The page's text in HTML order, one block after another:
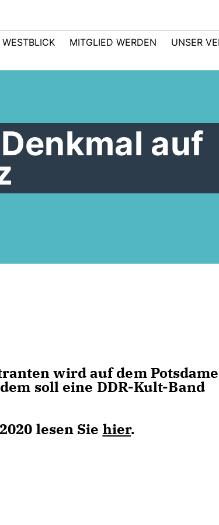
WESTBLICK MITGLIED WERDEN UNSER
auf
wird auf dem
soll eine DDR-Kult-Band
lesen Sie hier.